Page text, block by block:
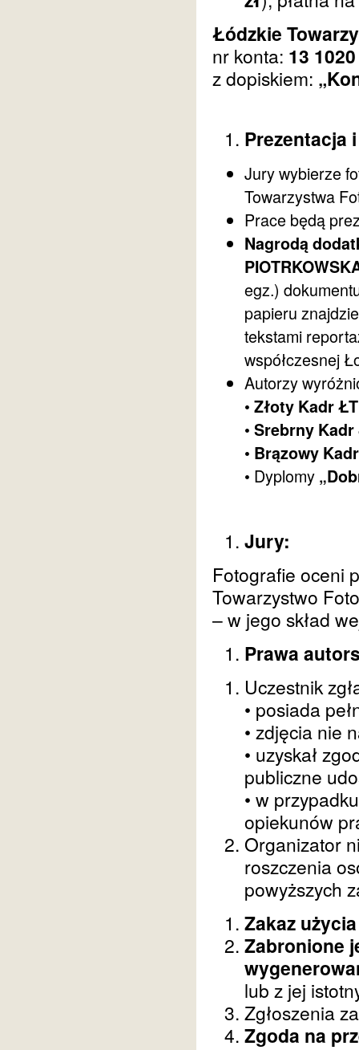
Łódzkie
nr konta: 13
z dopiskiem:
Prezentacja
Jury wybierze
Towarzystwa
Prace będą
Nagrodą
egz.)
papieru
tekstami
współczesnej
Autorzy
• Złoty Kadr
• Srebrny Kadr
• Brązowy
• Dyplomy
Jury:
Fotografie oceni
Towarzystwo
– w jego skład
Prawa
Uczestnik
• posiada
• zdjęcia nie
• uzyskał
publiczne
• w
opiekunów
Organizator
roszczenia
powyższych
Zakaz
Zabronione
lub z jej
Zgłoszenia
Zgoda na